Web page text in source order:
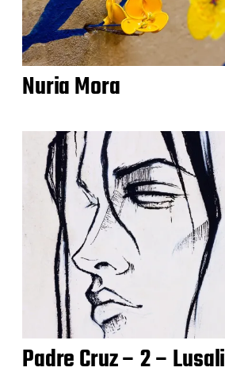
Nuria Mora
Padre Cruz – 2 –